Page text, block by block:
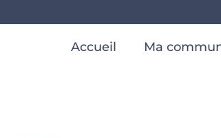
Accueil Ma